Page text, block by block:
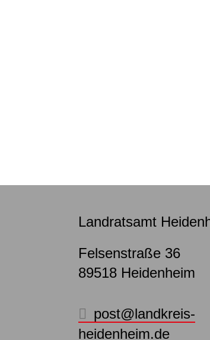
Landratsamt
Felsenstraße 36
89518 Heidenheim
post@landkreis-
heidenheim.de